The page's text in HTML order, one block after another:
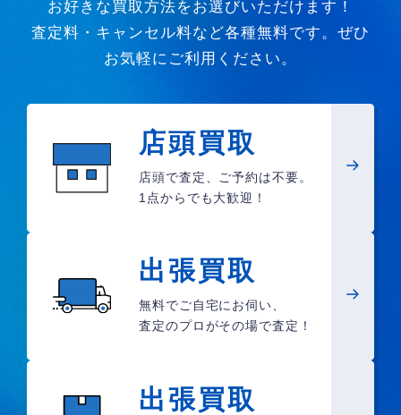
お好きな買取方法をお選びいただけます！
査定料・キャンセル料など各種無料です。ぜひ
お気軽にご利用ください。
店頭買取
店頭で査定、ご予約は不要。
1点からでも大歓迎！
出張買取
無料でご自宅にお伺い、
査定のプロがその場で査定！
出張買取